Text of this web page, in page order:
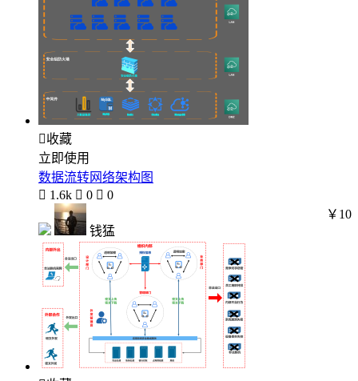
收藏
立即使用
数据流转网络架构图
 1.6k  0  0
钱猛
￥10